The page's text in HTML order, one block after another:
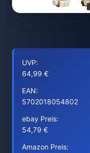
UVP:
64,99 €
EAN:
5702018054802
ebay Preis:
54,79 €
Amazon Preis: